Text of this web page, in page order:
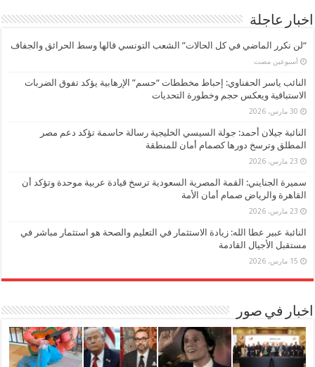
اخبار عاجلة
“لن نكرر الماضي في كل الحالات” الشعب التونسي قالها وسط الحرائق والجفاف
‏أسبوعين مضت
النائب ياسر الحفناوي: إحباط مخططات “حسم” الإرهابية يؤكد تفوق الضربات
الاستباقية ويعكس حجم وخطورة التحديات
30 مارس، 2026
النائبة جيلان أحمد: جولة السيسي الخليجية رسالة حاسمة تؤكد دعم مصر
المطلق وترسخ دورها كصمام أمان للمنطقة
23 مارس، 2026
سميرة الجنايني: القمة المصرية السعودية ترسخ قيادة عربية موحدة وتؤكد أن
القاهرة والرياض صمام أمان الأمة
23 مارس، 2026
النائبة عبير عطا الله: زيادة الاستثمار في التعليم والصحة هو استثمار مباشر في
مستقبل الأجيال القادمة
15 مارس، 2026
اخبار في صور